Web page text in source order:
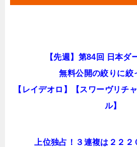
【先週】第84回 日本ダ
無料公開の絞りに絞
【レイデオロ】【スワーヴリチ
ル】
上位独占！３連複は２２２